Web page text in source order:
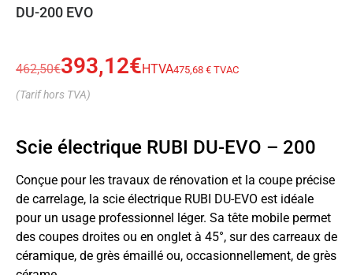
DU-200 EVO
462,50€393,12€HTVA475,68 € TVAC
(Tarif hors TVA)
Scie électrique RUBI DU-EVO – 200
Conçue pour les travaux de rénovation et la coupe précise
de carrelage, la scie électrique RUBI DU-EVO est idéale
pour un usage professionnel léger. Sa tête mobile permet
des coupes droites ou en onglet à 45°, sur des carreaux de
céramique, de grès émaillé ou, occasionnellement, de grès